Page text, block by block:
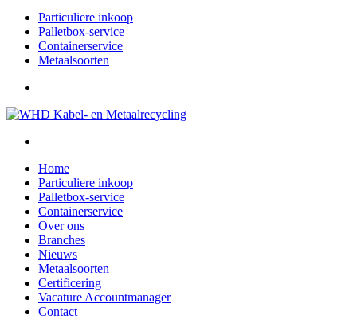
Particuliere inkoop
Palletbox-service
Containerservice
Metaalsoorten
Home
Particuliere inkoop
Palletbox-service
Containerservice
Over ons
Branches
Nieuws
Metaalsoorten
Certificering
Vacature Accountmanager
Contact